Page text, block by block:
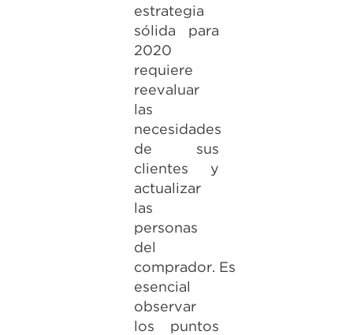
estrategia
sólida para
2020
requiere
reevaluar
las
necesidades
de sus
clientes y
actualizar
las
personas
del
comprador. Es
esencial
observar
los puntos